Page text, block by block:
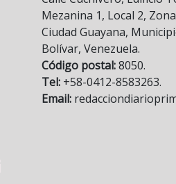
Mezanina 1, Local 2,
Ciudad Guayana,
Bolívar, Venezuela.
Código postal:8050.
Tel: +58-0412-8583263.
Email: